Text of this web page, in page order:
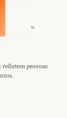
116
pessoas